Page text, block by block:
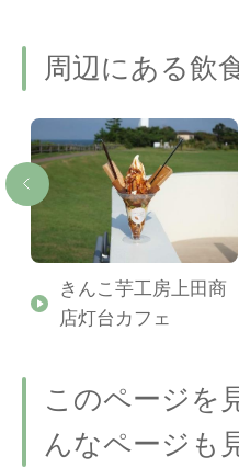
周辺にある飲
きんこ芋工房上田商
店灯台カフェ
このページを
んなページも